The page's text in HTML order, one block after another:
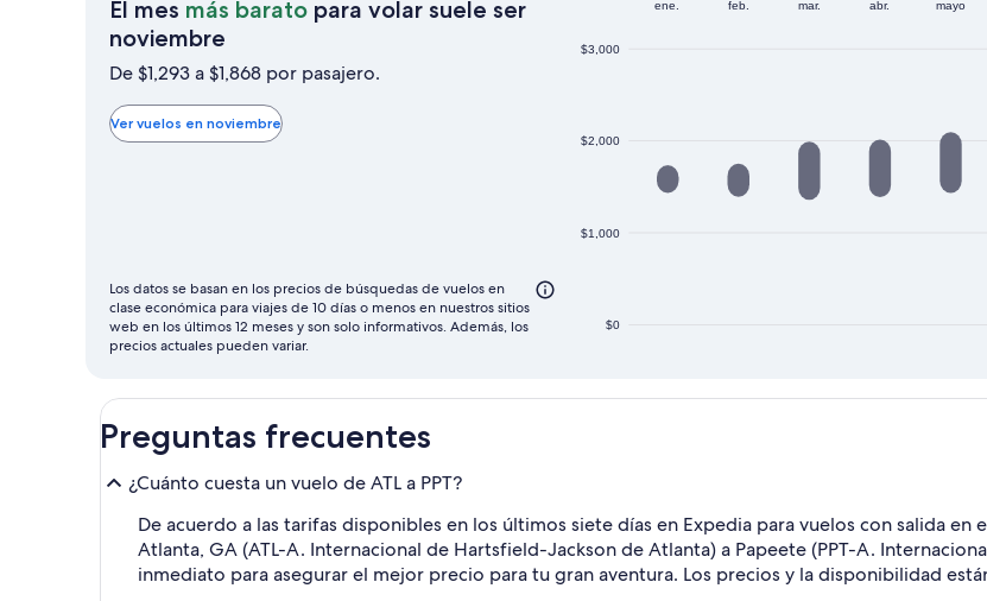
El mes más barato para volar suele ser
noviembre
mes
barato
para
De $1,293 a $1,868 por pasajero.
Ver vuelos en noviembre
$0
$1,000
$2,000
$3,000
ene. feb. mar. abr. mayo
Los datos se basan en los precios de búsquedas de vuelos en
clase económica para viajes de 10 días o menos en nuestros sitios
web en los últimos 12 meses y son solo informativos. Además, los
precios actuales pueden variar.
Preguntas frecuentes
¿Cuánto cuesta un vuelo de ATL a PPT?
De acuerdo a las tarifas disponibles en los últimos siete días en Expedia para vuelos con salida
Atlanta, GA (ATL-A. Internacional de Hartsfield-Jackson de Atlanta) a Papeete (PPT-A.
inmediato para asegurar el mejor precio para tu gran aventura. Los precios y la disponibilidad